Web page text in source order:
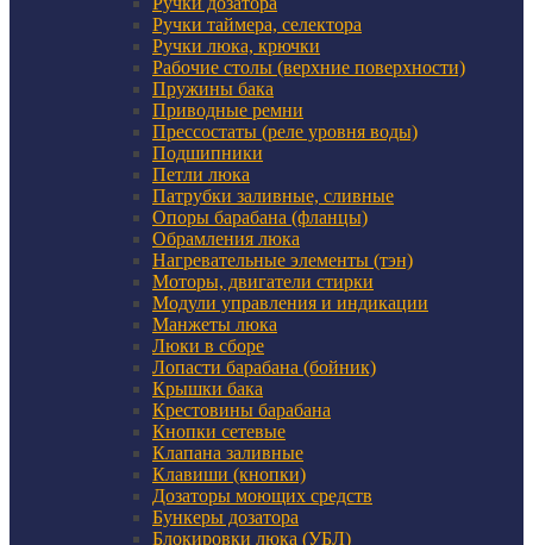
Ручки таймера, селектора
Ручки люка, крючки
Рабочие столы (верхние поверхности)
Пружины бака
Приводные ремни
Прессостаты (реле уровня воды)
Подшипники
Петли люка
Патрубки заливные, сливные
Опоры барабана (фланцы)
Обрамления люка
Нагревательные элементы (тэн)
Моторы, двигатели стирки
Модули управления и индикации
Манжеты люка
Люки в сборе
Лопасти барабана (бойник)
Крышки бака
Крестовины барабана
Кнопки сетевые
Клапана заливные
Клавиши (кнопки)
Дозаторы моющих средств
Бункеры дозатора
Блокировки люка (УБЛ)